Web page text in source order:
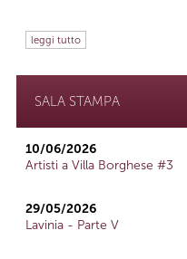
leggi tutto
SALA STAMPA
10/06/2026
Artisti a Villa Borghese #3
29/05/2026
Lavinia - Parte V